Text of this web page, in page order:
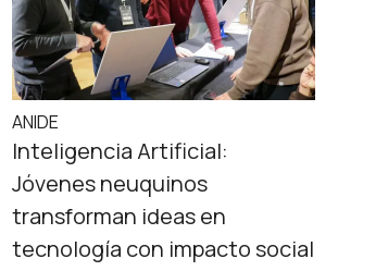
ANIDE
Inteligencia Artificial:
Jóvenes neuquinos
transforman ideas en
tecnología con impacto social